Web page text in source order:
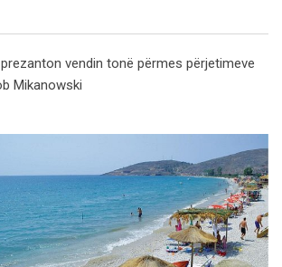
vendin tonë përmes përjetimeve
Mikanowski